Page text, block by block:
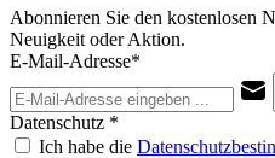
Abonnieren Sie den kostenlosen
Neuigkeit oder Aktion.
E-Mail-Adresse*
Datenschutz *
Ich habe die